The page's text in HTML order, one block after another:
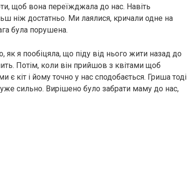
щоб вона переїжджала до нас. Навіть
ніж достатньо. Ми лаялися, кричали одне на
була порушена.
як я пообіцяла, що піду від нього жити назад до
Потім, коли він прийшов з квітами щоб
кіт і йому точно у нас сподобається. Гриша тоді
сильно. Вирішено було забрати маму до нас,